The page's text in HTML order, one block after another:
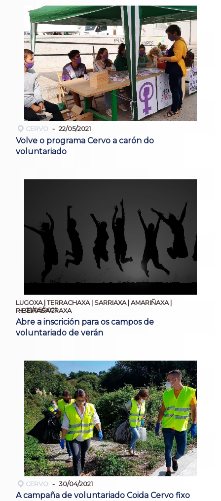
CERVO 22/05/2021
Volve o programa Cervo a carón do
voluntariado
LUGOXA | TERRACHAXA | SARRIAXA | AMARIÑAXA |
RIBEIRASACRAXA
21/05/2021
Abre a inscrición para os campos de
voluntariado de verán
CERVO 30/04/2021
A campaña de voluntariado Coida Cervo fixo